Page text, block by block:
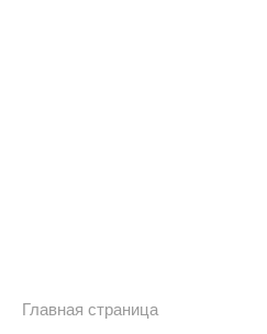
Главная страница